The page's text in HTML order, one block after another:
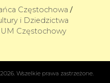
Częstochowa /
i Dziedzictwa
UM Częstochowy
2026. Wszelkie prawa zastrzeżone.